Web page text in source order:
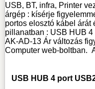
USB, BT, infra, Printer
árgép : kísérje
portos elosztó kábel
pillanatban : USB HUB 4
AK-AD-13 Ár változás
Computer web-boltban.
USB HUB 4 port